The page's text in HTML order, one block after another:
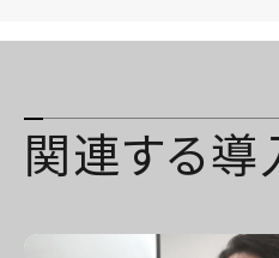
関連する導